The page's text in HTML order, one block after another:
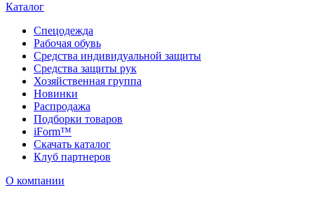
Каталог
Спецодежда
Рабочая обувь
Средства индивидуальной защиты
Средства защиты рук
Хозяйственная группа
Новинки
Распродажа
Подборки товаров
iForm™
Скачать каталог
Клуб партнеров
О компании